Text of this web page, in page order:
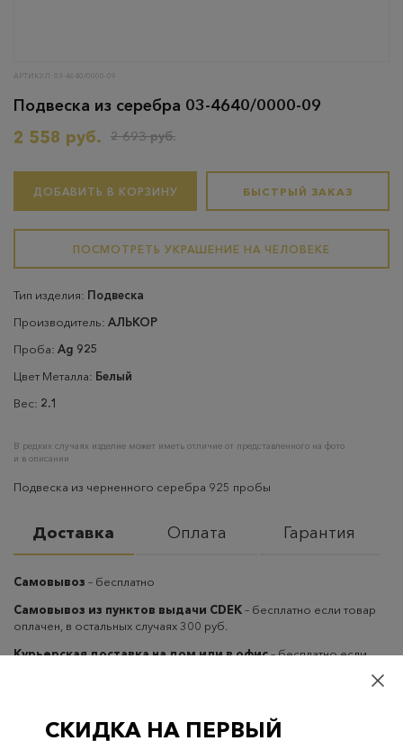
АРТИКУЛ: 03-4640/0000-09
Подвеска из серебра 03-4640/0000-09
2 558 руб.
2 693 руб.
ДОБАВИТЬ В КОРЗИНУ БЫСТРЫЙ ЗАКАЗ
ПОСМОТРЕТЬ УКРАШЕНИЕ НА ЧЕЛОВЕКЕ
Тип изделия: Подвеска
Производитель: АЛЬКОР
Проба: Ag 925
Цвет Металла: Белый
Вес: 2.1
В редких случаях изделие может иметь отличие от представленного на фото
и в описании
Подвеска из черненного серебра 925 пробы
Доставка Оплата Гарантия
Самовывоз – бесплатно
Самовывоз из пунктов выдачи CDEK– бесплатно если товар
оплачен, в остальных случаях 300 руб.
Курьерская доставка на дом или в офис– бесплатно если
СКИДКА НА ПЕРВЫЙ